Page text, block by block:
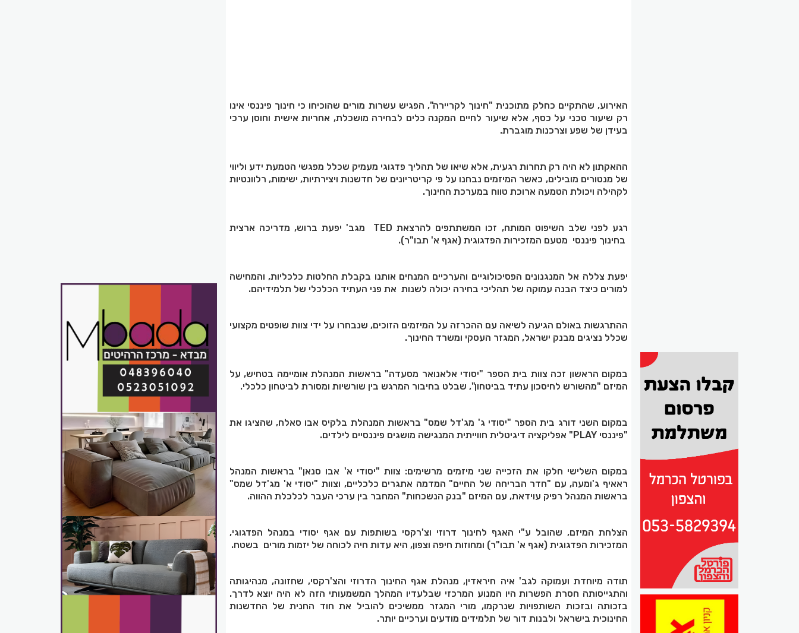
האירוע, שהתקיים כחלק מתוכנית "חינוך לקריירה", הפגיש עשרות מורים שהוכיחו כי חינוך פיננסי אינו
רק שיעור טכני על כסף, אלא שיעור לחיים המקנה כלים לבחירה מושכלת, אחריות אישית וחוסן ערכי
בעידן של שפע וצרכנות מוגברת.
ההאקתון לא היה רק תחרות רגעית, אלא שיאו של תהליך פדגוגי מעמיק שכלל מפגשי הטמעת ידע וליווי
של מנטורים מובילים, כאשר המיזמים נבחנו על פי קריטריונים של חדשנות ויצירתיות, ישימות, רלוונטיות
לקהילה ויכולת הטמעה ארוכת טווח במערכת החינוך.
רגע לפני שלב השיפוט המותח, זכו המשתתפים להרצאת TED מגב' יפעת ברוש, מדריכה ארצית
בחינוך פיננסי מטעם המזכירות הפדגוגית (אגף א' תבו"ר).
יפעת צללה אל המנגנונים הפסיכולוגיים והערכיים המנחים אותנו בקבלת החלטות כלכליות, והמחישה
למורים כיצד הבנה עמוקה של תהליכי בחירה יכולה לשנות את פני העתיד הכלכלי של תלמידיהם.
ההתרגשות באולם הגיעה לשיאה עם ההכרזה על המיזמים הזוכים, שנבחרו על ידי צוות שופטים מקצועי
שכלל נציגים מבנק ישראל, המגזר העסקי ומשרד החינוך.
במקום הראשון זכה צוות בית הספר "יסודי אלאנואר מסעדה" בראשות המנהלת אומיימה בטחיש, על
המיזם "מהשורש לחיסכון עתיד בביטחון", שבלט בחיבור המרגש בין שורשיות ומסורת לביטחון כלכלי.
במקום השני דורג בית הספר "יסודי ג' מג'דל שמס" בראשות המנהלת בלקיס אבו סאלח, שהציגו את
"פיננסי PLAY" אפליקציה דיגיטלית חווייתית המנגישה מושגים פיננסיים לילדים.
במקום השלישי חלקו את הזכייה שני מיזמים מרשימים: צוות "יסודי א' אבו סנאן" בראשות המנהל
ראאיף ג'ומעה, עם "חדר הבריחה של החיים" המדמה אתגרים כלכליים, וצוות "יסודי א' מג'דל שמס"
בראשות המנהל רפיק עוידאת, עם המיזם "בנק הנשכחות" המחבר בין ערכי העבר לכלכלת ההווה.
הצלחת המיזם, שהובל ע"י האגף לחינוך דרוזי וצ'רקסי בשותפות עם אגף יסודי במנהל הפדגוגי,
המזכירות הפדגוגית (אגף א' תבו"ר) ומחוזות חיפה וצפון, היא עדות חיה לכוחה של יזמות מורים בשטח.
תודה מיוחדת ועמוקה לגב' איה חיראדין, מנהלת אגף החינוך הדרוזי והצ'רקסי, שחזונה, מנהיגותה
והתגייסותה חסרת הפשרות היו המנוע המרכזי שבלעדיו המהלך המשמעותי הזה לא היה יוצא לדרך.
בזכותה ובזכות השותפויות שנרקמו, מורי המגזר ממשיכים להוביל את חוד החנית של החדשנות
החינוכית בישראל ולבנות דור של תלמידים מודעים וערכיים יותר.